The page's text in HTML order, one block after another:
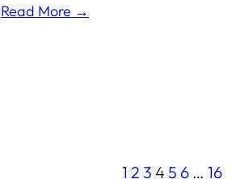
Read More →
1 2 3 4 5 6 … 16